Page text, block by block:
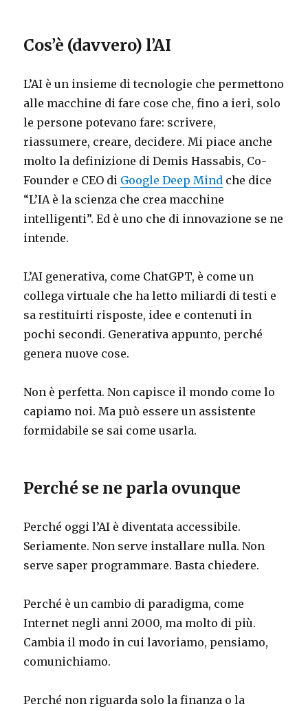
Cos’è (davvero) l’AI
L’AI è un insieme di tecnologie che permettono
alle macchine di fare cose che, fino a ieri, solo
le persone potevano fare: scrivere,
riassumere, creare, decidere. Mi piace anche
molto la definizione di Demis Hassabis, Co-
Founder e CEO di Google Deep Mind che dice
“L’IA è la scienza che crea macchine
intelligenti”. Ed è uno che di innovazione se ne
intende.
L’AI generativa, come ChatGPT, è come un
collega virtuale che ha letto miliardi di testi e
sa restituirti risposte, idee e contenuti in
pochi secondi. Generativa appunto, perché
genera nuove cose.
Non è perfetta. Non capisce il mondo come lo
capiamo noi. Ma può essere un assistente
formidabile se sai come usarla.
Perché se ne parla ovunque
Perché oggi l’AI è diventata accessibile.
Seriamente. Non serve installare nulla. Non
serve saper programmare. Basta chiedere.
Perché è un cambio di paradigma, come
Internet negli anni 2000, ma molto di più.
Cambia il modo in cui lavoriamo, pensiamo,
comunichiamo.
Perché non riguarda solo la finanza o la